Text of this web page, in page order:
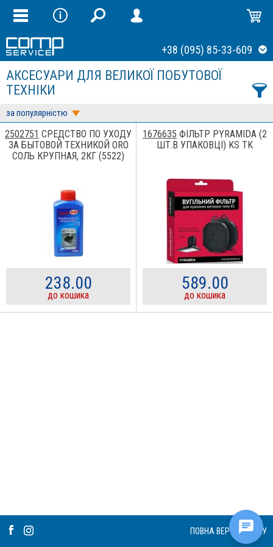
+38 (095) 85-33-609
АКСЕСУАРИ ДЛЯ ВЕЛИКОЇ ПОБУТОВОЇ
ТЕХНІКИ
за популярністю
2502751 СРЕДСТВО ПО УХОДУ
ЗА БЫТОВОЙ ТЕХНИКОЙ ORO
СОЛЬ КРУПНАЯ, 2КГ (5522)
238.00
до кошика
1676635 ФІЛЬТР PYRAMIDA (2
ШТ.В УПАКОВЦІ) KS TK
589.00
до кошика
ПОВНА ВЕРСІЯ САЙТУ